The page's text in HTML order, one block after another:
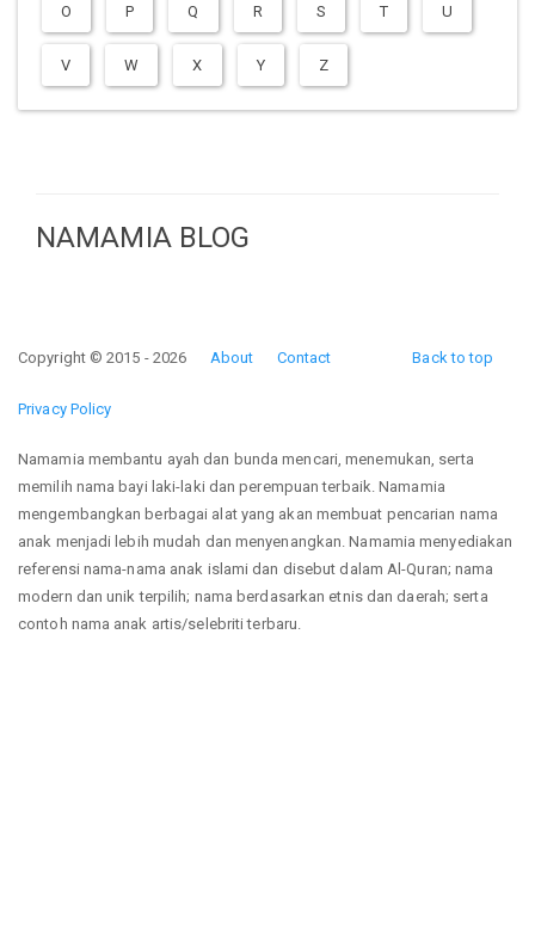
O P Q R S T U
V W X Y Z
NAMAMIA BLOG
Back to top
Copyright © 2015 - 2026 About Contact
Privacy Policy
Namamia membantu ayah dan bunda mencari, menemukan, serta
memilih nama bayi laki-laki dan perempuan terbaik. Namamia
mengembangkan berbagai alat yang akan membuat pencarian nama
anak menjadi lebih mudah dan menyenangkan. Namamia menyediakan
referensi nama-nama anak islami dan disebut dalam Al-Quran; nama
modern dan unik terpilih; nama berdasarkan etnis dan daerah; serta
contoh nama anak artis/selebriti terbaru.